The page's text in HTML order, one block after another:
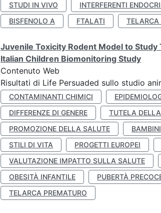
STUDI IN VIVO
INTERFERENTI
BISFENOLO A
FTALATI TELARCA
Juvenile Toxicity Rodent Model to
Italian Children Biomonitoring Study
Contenuto Web
Risultati di Life Persuaded sullo studio
CONTAMINANTI CHIMICI
DIFFERENZE DI GENERE
TUTELA
PROMOZIONE DELLA SALUTE
BAMBINI
STILI DI VITA
PROGETTI EUROPEI
VALUTAZIONE IMPATTO SULLA SALUTE
OBESITÀ INFANTILE
PUBERTÀ
TELARCA PREMATURO